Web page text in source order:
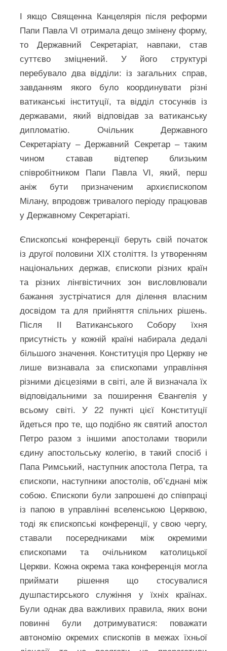
І якщо Священна Канцелярія після реформи
Папи Павла VI отримала дещо змінену форму,
то Державний Секретаріат, навпаки, став
суттєво зміцнений. У його структурі
перебувало два відділи: із загальних справ,
завданням якого було координувати різні
ватиканські інституції, та відділ стосунків із
державами, який відповідав за ватиканську
дипломатію. Очільник Державного
Секретаріату – Державний Секретар – таким
чином ставав відтепер близьким
співробітником Папи Павла VI, який, перш
аніж бути призначеним архиєпископом
Мілану, впродовж тривалого періоду працював
у Державному Секретаріаті.
Єпископські конференції беруть свій початок
із другої половини XIX століття. Із утворенням
національних держав, єпископи різних країн
та різних лінгвістичних зон висловлювали
бажання зустрічатися для ділення власним
досвідом та для прийняття спільних рішень.
Після ІІ Ватиканського Собору їхня
присутність у кожній країні набирала дедалі
більшого значення. Конституція про Церкву не
лише визнавала за єпископами управління
різними дієцезіями в світі, але й визначала їх
відповідальними за поширення Євангелія у
всьому світі. У 22 пункті цієї Конституції
йдеться про те, що подібно як святий апостол
Петро разом з іншими апостолами творили
єдину апостольську колегію, в такий спосіб і
Папа Римський, наступник апостола Петра, та
єпископи, наступники апостолів, об’єднані між
собою. Єпископи були запрошені до співпраці
із папою в управлінні вселенською Церквою,
тоді як єпископські конференції, у свою чергу,
ставали посередниками між окремими
єпископами та очільником католицької
Церкви. Кожна окрема така конференція могла
приймати рішення що стосувалися
душпастирського служіння у їхніх країнах.
Були однак два важливих правила, яких вони
повинні були дотримуватися: поважати
автономію окремих єпископів в межах їхньої